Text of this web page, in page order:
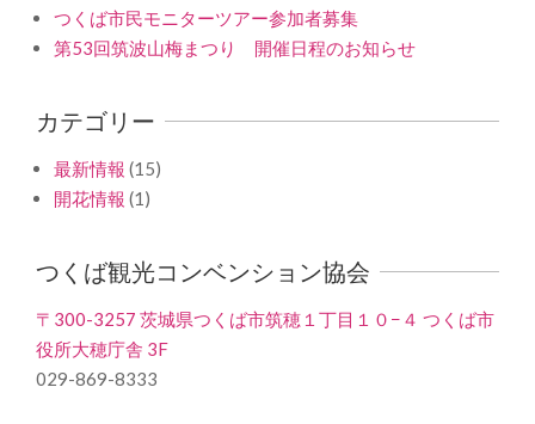
つくば市民モニターツアー参加者募集
第53回筑波山梅まつり 開催日程のお知らせ
カテゴリー
最新情報 (15)
開花情報 (1)
つくば観光コンベンション協会
〒300-3257 茨城県つくば市筑穂１丁目１０−４ つくば市
役所大穂庁舎 3F
029-869-8333